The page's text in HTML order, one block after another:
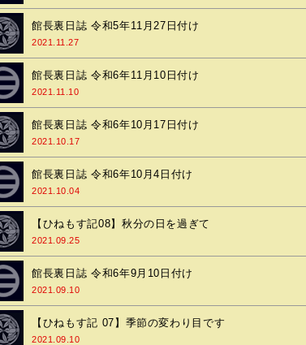
館長裏日誌 令和5年11月27日付け
2021.11.27
館長裏日誌 令和6年11月10日付け
2021.11.10
館長裏日誌 令和6年10月17日付け
2021.10.17
館長裏日誌 令和6年10月4日付け
2021.10.04
【ひねもす記08】秋分の日を過ぎて
2021.09.25
館長裏日誌 令和6年9月10日付け
2021.09.10
【ひねもす記 07】季節の変わり目です
2021.09.10